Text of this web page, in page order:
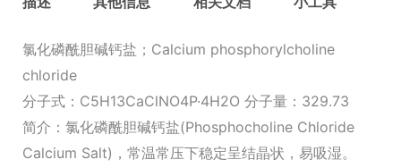
量
氯化磷酰胆碱钙盐；Calcium phosphorylcholine
chloride
分子式：C5H13CaClNO4P·4H2O 分子量：329.73
简介：氯化磷酰胆碱钙盐(Phosphocholine Chloride
Calcium Salt)，常温常压下稳定呈结晶状，易吸湿。